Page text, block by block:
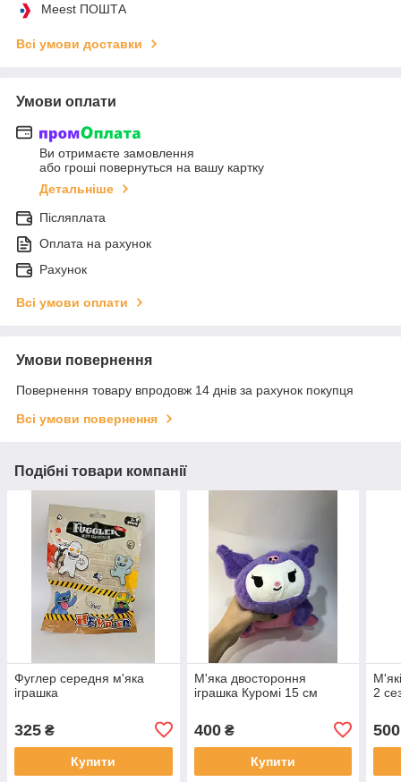
Meest ПОШТА
Всі умови доставки
Умови оплати
Ви отримаєте замовлення
або гроші повернуться на вашу картку
Детальніше
Післяплата
Оплата на рахунок
Рахунок
Всі умови оплати
Умови повернення
Повернення товару впродовж 14 днів за рахунок покупця
Всі умови повернення
Подібні товари компанії
Фуглер середня м'яка
іграшка
325 ₴
Купити
М'яка двостороння
іграшка Куромі 15 см
400₴
Купити
2
500